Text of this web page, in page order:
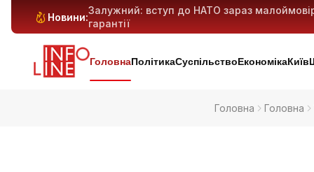
Новини:
Залужний: вступ до НАТО зараз
гарантії
Антибіотикорезистентність у дітей
Генеративний ШІ може витіснити мільйони
Київ і область під масованим ударом: 29
ГоловнаПолітикаСуспільствоЕкономікаКиїв
Головна Головна